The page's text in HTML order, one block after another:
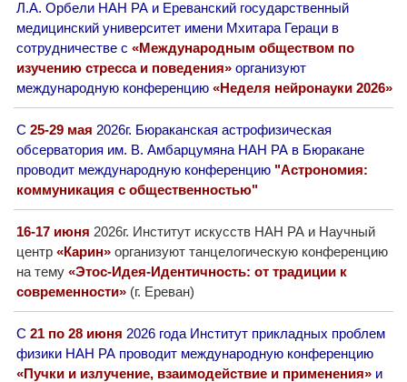
Л.А. Орбели НАН РА и Ереванский государственный
медицинский университет имени Мхитара Гераци в
сотрудничестве с «Международным обществом по
изучению стресса и поведения» организуют
международную конференцию «Неделя нейронауки 2026»
С 25-29 мая 2026г. Бюраканская астрофизическая
обсерватория им. В. Амбарцумяна НАН РА в Бюракане
проводит международную конференцию "Aстрономия:
коммуникация с общественностью"
16-17 июня 2026г. Институт искусств НАН РА и Научный
центр «Карин» организуют танцелогическую конференцию
на тему «Этос-Идея-Идентичность: от традиции к
современности» (г. Ереван)
С 21 по 28 июня 2026 года Институт прикладных проблем
физики НАН РА проводит международную конференцию
«Пучки и излучение, взаимодействие и применения» и